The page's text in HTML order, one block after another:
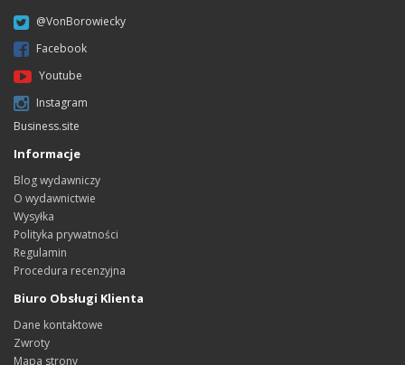
@VonBorowiecky
Facebook
Youtube
Instagram
Business.site
Informacje
Blog wydawniczy
O wydawnictwie
Wysyłka
Polityka prywatności
Regulamin
Procedura recenzyjna
Biuro Obsługi Klienta
Dane kontaktowe
Zwroty
Mapa strony